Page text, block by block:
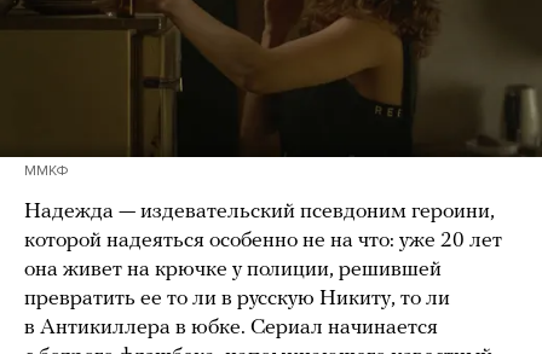
ММКФ
Надежда — издевательский псевдоним героини,
которой надеяться особенно не на что: уже 20 лет
она живет на крючке у полиции, решившей
превратить ее то ли в русскую Никиту, то ли
в Антикиллера в юбке. Сериал начинается